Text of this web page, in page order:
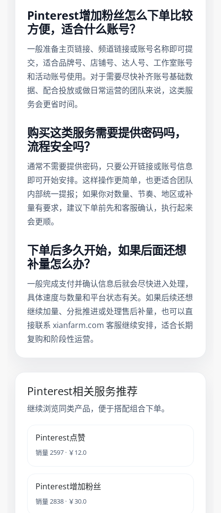
Pinterest增加粉丝怎么下单比较
方便，适合什么账号？
一般准备主页链接、频道链接或账号名称即可提
交，适合品牌号、店铺号、达人号、工作室账号
和活动账号使用。对于需要尽快补齐账号基础数
据、配合投放或做日常运营的团队来说，这类服
务会更省时间。
购买这类服务需要提供密码吗，
流程安全吗？
通常不需要提供密码，只要公开链接或账号信息
即可开始安排。这样操作更简单，也更适合团队
内部统一提报；如果你对数量、节奏、地区或补
量有要求，建议下单前先和客服确认，执行起来
会更顺。
下单后多久开始，如果后面还想
补量怎么办？
一般完成支付并确认信息后就会尽快进入处理，
具体速度与数量和平台状态有关。如果后续还想
继续加量、分批推进或处理售后补量，也可以直
接联系 xianfarm.com 客服继续安排，适合长期
复购和阶段性运营。
Pinterest相关服务推荐
继续浏览同类产品，便于搭配组合下单。
Pinterest点赞
销量 2597 · ￥12.0
Pinterest增加粉丝
销量 2838 · ￥30.0